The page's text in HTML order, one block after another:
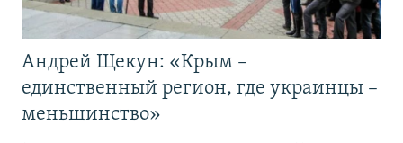
Андрей Щекун: «Крым –
единственный регион, где украинцы –
меньшинство»